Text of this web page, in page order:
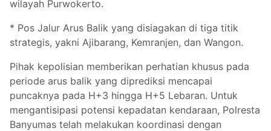
wilayah Purwokerto.
* Pos Jalur Arus Balik yang disiagakan di tiga titik
strategis, yakni Ajibarang, Kemranjen, dan Wangon.
Pihak kepolisian memberikan perhatian khusus pada
periode arus balik yang diprediksi mencapai
puncaknya pada H+3 hingga H+5 Lebaran. Untuk
mengantisipasi potensi kepadatan kendaraan, Polresta
Banyumas telah melakukan koordinasi dengan